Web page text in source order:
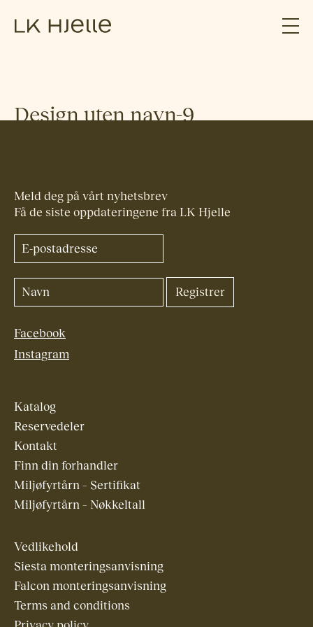
Design uten navn-9
Meld deg på vårt nyhetsbrev
Få de siste oppdateringene fra LK Hjelle
Facebook
Instagram
Katalog
Reservedeler
Kontakt
Finn din forhandler
Miljøfyrtårn – Sertifikat
Miljøfyrtårn – Nøkkeltall
Vedlikehold
Siesta monteringsanvisning
Falcon monteringsanvisning
Terms and conditions